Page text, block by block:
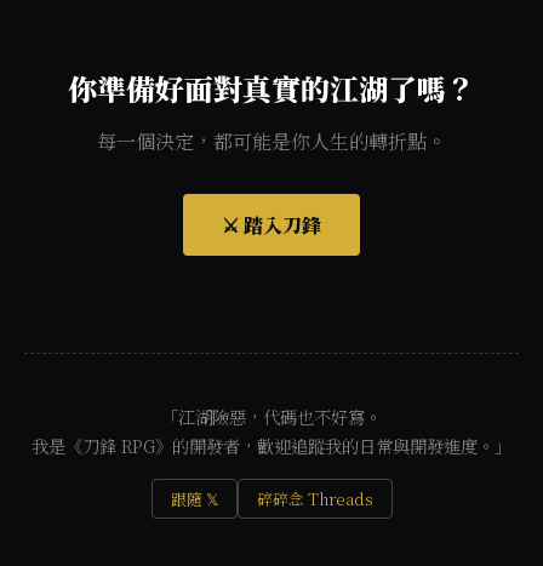
你準備好面對真實的江湖了嗎？
每一個決定，都可能是你人生的轉折點。
⚔️ 踏入刀鋒
「江湖險惡，代碼也不好寫。
我是《刀鋒 RPG》的開發者，歡迎追蹤我的日常與開發進度。」
跟隨 𝕏 碎碎念 Threads